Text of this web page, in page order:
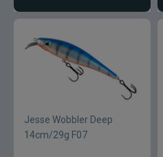
Jesse Wobbler Deep
14cm/29g F07